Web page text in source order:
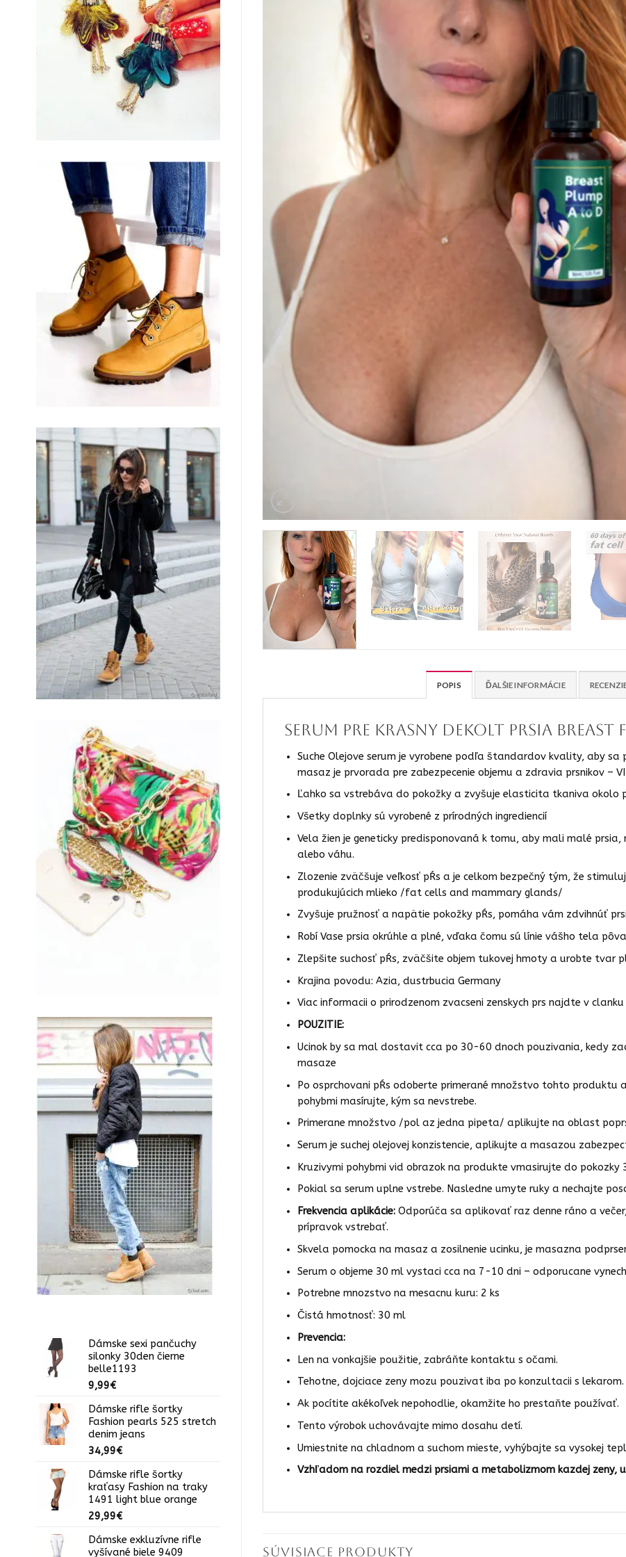
Dámske sexi pančuchy
silonky 30den čierne
belle1193
9,99€
Dámske rifle šortky
Fashion pearls 525 stretch
denim jeans
34,99€
Dámske rifle šortky
kraťasy Fashion na traky
1491 light blue orange
29,99€
Dámske exkluzívne rifle
vyšívané biele 9409
POPIS ĎALŠIE INFORMÁCIE
Serum pre krasny dekolt prsia breast
Suche Olejove serum je vyrobene podľa štandardov kvality, aby
masaz je prvorada pre zabezpecenie objemu a zdravia prsnikov –
Ľahko sa vstrebáva do pokožky a zvyšuje elasticita tkaniva okolo
Všetky doplnky sú vyrobené z prírodných ingrediencií
Vela žien je geneticky predisponovaná k tomu, aby mali malé
alebo váhu.
Zlozenie zväčšuje veľkosť pŕs a je celkom bezpečný tým, že
produkujúcich mlieko /fat cells and mammary glands/
Zvyšuje pružnosť a napätie pokožky pŕs, pomáha vám zdvihnúť
Robí Vase prsia okrúhle a plné, vďaka čomu sú línie vášho tela
Zlepšite suchosť pŕs, zväčšite objem tukovej hmoty a urobte tvar
Krajina povodu: Azia, dustrbucia Germany
Viac informacii o prirodzenom zvacseni zenskych prs najdte v clanku
POUZITIE:
Ucinok by sa mal dostavit cca po 30-60 dnoch pouzivania, kedy
masaze
Po osprchovani pŕs odoberte primerané množstvo tohto produktu
pohybmi masírujte, kým sa nevstrebe.
Primerane množstvo /pol az jedna pipeta/ aplikujte na oblast
Serum je suchej olejovej konzistencie, aplikujte a masazou
Kruzivymi pohybmi vid obrazok na produkte vmasirujte do pokozky
Pokial sa serum uplne vstrebe. Nasledne umyte ruky a nechajte
Frekvencia aplikácie:Odporúča sa aplikovať raz denne ráno a
prípravok vstrebať.
Skvela pomocka na masaz a zosilnenie ucinku, je masazna
Serum o objeme 30 ml vystaci cca na 7-10 dni – odporucane
Potrebne mnozstvo na mesacnu kuru: 2 ks
Čistá hmotnosť: 30 ml
Prevencia:
Len na vonkajšie použitie, zabráňte kontaktu s očami.
Tehotne, dojciace zeny mozu pouzivat iba po konzultacii s lekarom.
Ak pocítite akékoľvek nepohodlie, okamžite ho prestaňte používať.
Tento výrobok uchovávajte mimo dosahu detí.
Umiestnite na chladnom a suchom mieste, vyhýbajte sa vysokej
Vzhľadom na rozdiel medzi prsiami a metabolizmom kazdej zeny,
SÚVISIACE PRODUKTY